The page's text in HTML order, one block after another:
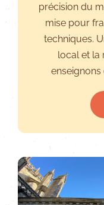
précision du
mise pour
techniques.
local et la
enseignons